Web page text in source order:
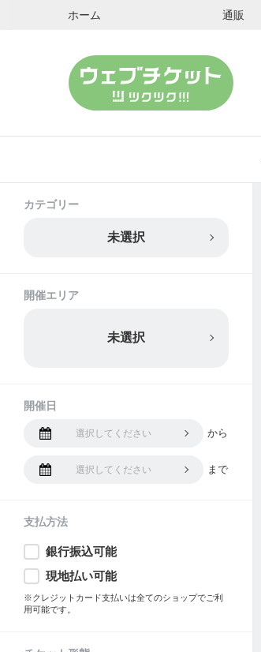
ホーム 通販
カテゴリー
未選択
開催エリア
未選択
開催日
選択してください から
選択してください まで
支払方法
銀行振込可能
現地払い可能
※クレジットカード支払いは全てのショップでご利
用可能です。